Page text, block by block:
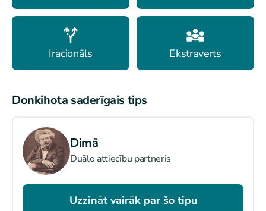
Iracionāls Ekstraverts
Donkihota saderīgais tips
Dimā
Duālo attiecību partneris
Uzzināt vairāk par šo tipu